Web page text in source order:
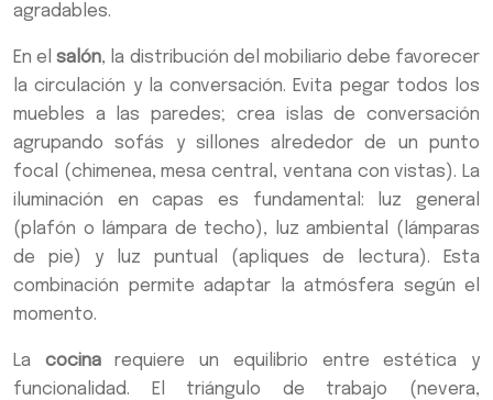
agradables.
En elsalón, la distribución del mobiliario debe favorecer
la circulación y la conversación. Evita pegar todos los
muebles a las paredes; crea islas de conversación
agrupando sofás y sillones alrededor de un punto
focal (chimenea, mesa central, ventana con vistas). La
iluminación en capas es fundamental: luz general
(plafón o lámpara de techo), luz ambiental (lámparas
de pie) y luz puntual (apliques de lectura). Esta
combinación permite adaptar la atmósfera según el
momento.
La cocinarequiere un equilibrio entre estética y
funcionalidad. El triángulo de trabajo (nevera,